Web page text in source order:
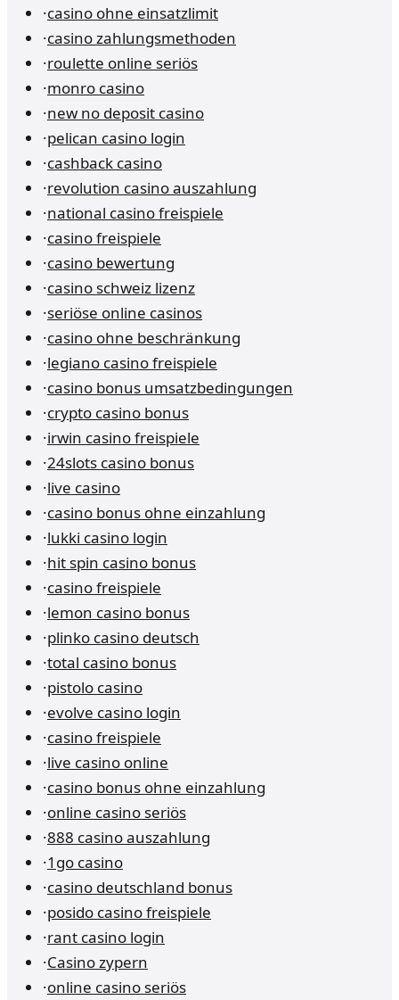
·casino ohne einsatzlimit
·casino zahlungsmethoden
·roulette online seriös
·monro casino
·new no deposit casino
·pelican casino login
·cashback casino
·revolution casino auszahlung
·national casino freispiele
·casino freispiele
·casino bewertung
·casino schweiz lizenz
·seriöse online casinos
·casino ohne beschränkung
·legiano casino freispiele
·casino bonus umsatzbedingungen
·crypto casino bonus
·irwin casino freispiele
·24slots casino bonus
·live casino
·casino bonus ohne einzahlung
·lukki casino login
·hit spin casino bonus
·casino freispiele
·lemon casino bonus
·plinko casino deutsch
·total casino bonus
·pistolo casino
·evolve casino login
·casino freispiele
·live casino online
·casino bonus ohne einzahlung
·online casino seriös
·888 casino auszahlung
·1go casino
·casino deutschland bonus
·posido casino freispiele
·rant casino login
·Casino zypern
·online casino seriös